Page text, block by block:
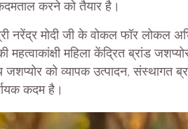
करने को तैयार है।
नरेंद्र मोदी जी के वोकल फॉर लोकल
महिला केंद्रित ब्रांड
जशप्योर को व्यापक उत्पादन, संस्थागत
कदम है।